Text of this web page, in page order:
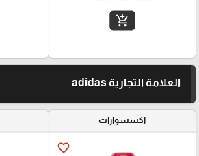
add_shopping_cart
العلامة التجارية adidas
اكسسوارات
favorite_border